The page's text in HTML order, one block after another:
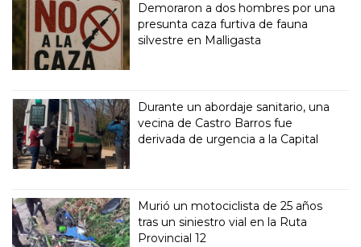
Demoraron a dos hombres por una
presunta caza furtiva de fauna
silvestre en Malligasta
Durante un abordaje sanitario, una
vecina de Castro Barros fue
derivada de urgencia a la Capital
Murió un motociclista de 25 años
tras un siniestro vial en la Ruta
Provincial 12